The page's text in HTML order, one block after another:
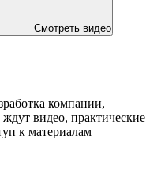
Смотреть видео
компании,
видео, практические
к материалам